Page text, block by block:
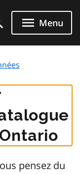
Menu
pensez du